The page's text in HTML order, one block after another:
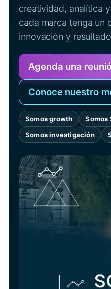
creatividad, analítica
cada marca tenga un
innovación y
Agenda una
Conoce nuestro
Somos growth
Somos
Somos investigación